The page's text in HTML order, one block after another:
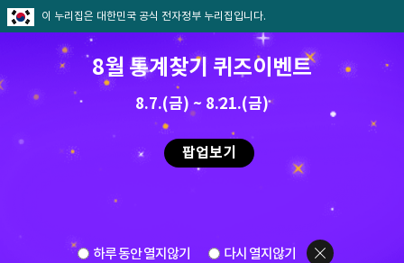
이 누리집은 대한민국 공식 전자정부 누리집입니다.
8월 통계찾기 퀴즈이벤트
8.7.(금) ~ 8.21.(금)
팝업보기
하루 동안 열지않기 다시 열지않기